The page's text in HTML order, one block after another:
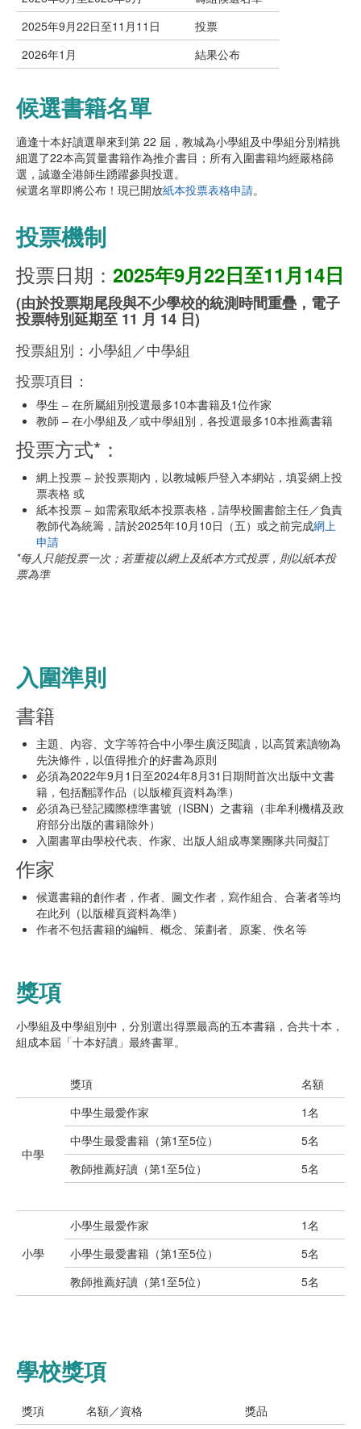
2025年9月22日至11月11日
投票
2026年1月
結果公布
候選書籍名單
適逢十本好讀選舉來到第 22 屆，教城為小學組及中學組分別精挑
細選了22本高質量書籍作為推介書目；所有入圍書籍均經嚴格篩
選，誠邀全港師生踴躍參與投選。
候選名單即將公布！現已開放紙本投票表格申請。
投票機制
投票日期： 2025年9月22日至11月14日
(由於投票期尾段與不少學校的統測時間重疊，電子
投票特別延期至 11 月 14 日)
投票組別：小學組／中學組
投票項目：
學生 – 在所屬組別投選最多10本書籍及1位作家
教師 – 在小學組及／或中學組別，各投選最多10本推薦書籍
投票方式*：
網上投票 – 於投票期內，以教城帳戶登入本網站，填妥網上投
票表格 或
紙本投票 – 如需索取紙本投票表格，請學校圖書館主任／負責
教師代為統籌，請於2025年10月10日（五）或之前完成網上
申請
*每人只能投票一次；若重複以網上及紙本方式投票，則以紙本投
票為準
入圍準則
書籍
主題、內容、文字等符合中小學生廣泛閱讀，以高質素讀物為
先決條件，以值得推介的好書為原則
必須為2022年9月1日至2024年8月31日期間首次出版中文書
籍，包括翻譯作品（以版權頁資料為準）
必須為已登記國際標準書號（ISBN）之書籍（非牟利機構及政
府部分出版的書籍除外）
入圍書單由學校代表、作家、出版人組成專業團隊共同擬訂
作家
候選書籍的創作者，作者、圖文作者，寫作組合、合著者等均
在此列（以版權頁資料為準）
作者不包括書籍的編輯、概念、策劃者、原案、佚名等
獎項
小學組及中學組別中，分別選出得票最高的五本書籍，合共十本，
組成本屆「十本好讀」最終書單。
獎項 名額
中學
中學生最愛作家
1名
中學生最愛書籍（第1至5位）
5名
教師推薦好讀（第1至5位）
5名
小學
小學生最愛作家
1名
小學生最愛書籍（第1至5位）
5名
教師推薦好讀（第1至5位）
5名
學校獎項
獎項 名額／資格 獎品